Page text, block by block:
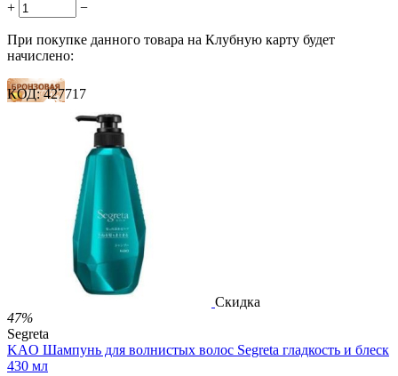
+
−
При покупке данного товара на Клубную карту будет
начислено:
28 баллов
47 баллов
1 212.00
Р
за 1.00 мл

КОД: 427717
Скидка
47%
Segreta
KAO Шампунь для волнистых волос Segreta гладкость и блеск
430 мл